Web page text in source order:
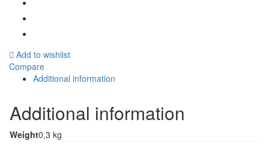
Add to wishlist
Compare
Additional information
Additional information
Weight0,3 kg